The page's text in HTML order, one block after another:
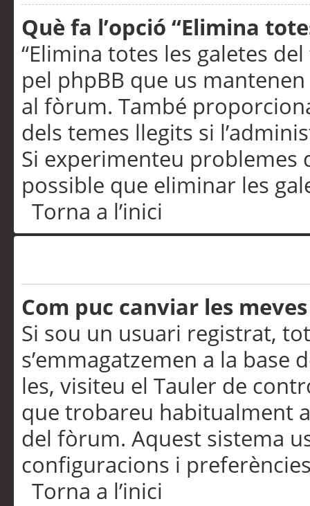
Què fa l’opció “Elimina
“Elimina totes les galetes
pel phpBB que us
al fòrum. També
dels temes llegits si
Si experimenteu problemes
possible que eliminar les
Torna a l’inici
Com puc canviar les
Si sou un usuari registrat,
s’emmagatzemen a la
les, visiteu el Tauler de
que trobareu habitualment
del fòrum. Aquest sistema
configuracions i
Torna a l’inici